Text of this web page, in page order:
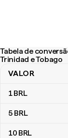
Tabela de
Trinidad e Tobago
Tabela de
VALOR
1BRL
5 BRL
10 BRL